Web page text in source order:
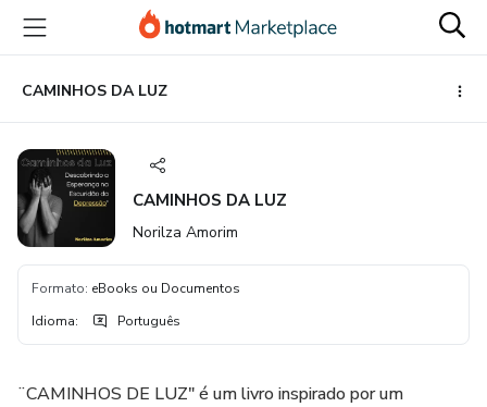
para
conteúdo
principal
para
pagamento
para
rodapé
CAMINHOS DA LUZ
CAMINHOS DA LUZ
Norilza Amorim
Formato: eBooks ou Documentos
Idioma: Português
¨CAMINHOS DE LUZ" é um livro inspirado por um